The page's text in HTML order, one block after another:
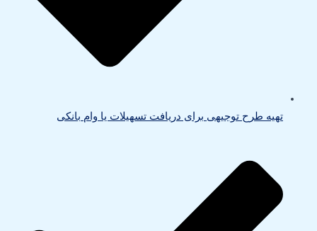
تهیه طرح توجیهی برای دریافت تسهیلات یا وام بانکی